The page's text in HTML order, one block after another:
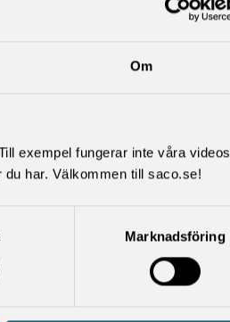
Om
exempel fungerar inte våra videos
har. Välkommen till saco.se!
Marknadsföring